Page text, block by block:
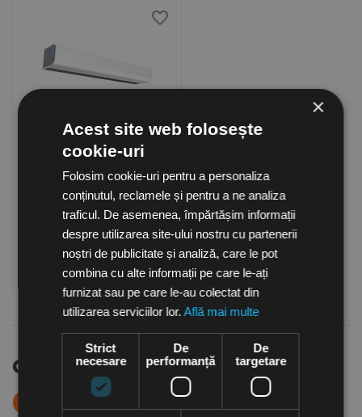
Perdea de aer electrica
PA1508E03, Frico Suedia
in stoc
2,130.50Lei
(TVA inclusa)
Cumpara
Cele mai cautate
Panouri radiante cu
infrarosu IHW15,
Panouri radiante de
exterior ELIR12,
×
Acest site web folosește
cookie-uri
Folosim cookie-uri pentru a personaliza
conținutul, reclamele și pentru a ne analiza
traficul. De asemenea, împărtășim informații
despre utilizarea site-ului nostru cu partenerii
noștri de publicitate și analiză, care le pot
combina cu alte informații pe care le-ați
furnizat sau pe care le-au colectat din
utilizarea serviciilor lor.Află mai multe
Strict
necesare
De
performanță
De
targetare